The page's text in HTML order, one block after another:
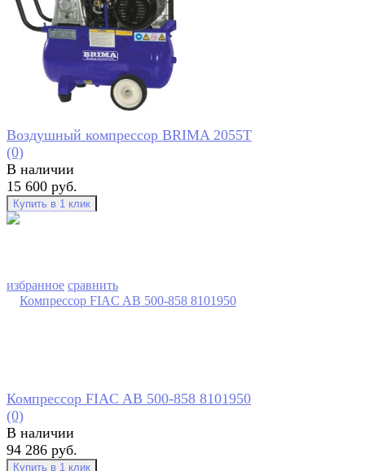
избранное сравнить
Воздушный компрессор BRIMA 2055Т
(0)
В наличии
15 600 руб.
Компрессор FIAC AB 500-858 8101950
(0)
В наличии
94 286 руб.